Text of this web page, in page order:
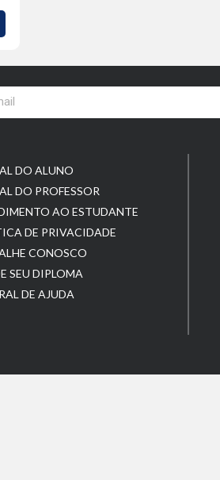
DO ALUNO
DO PROFESSOR
AO ESTUDANTE
DE PRIVACIDADE
CONOSCO
SEU DIPLOMA
DE AJUDA